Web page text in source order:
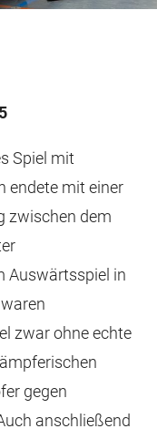
Spiel mit
endete mit einer
zwischen dem
Auswärtsspiel in
zwar ohne echte
gegen
anschließend